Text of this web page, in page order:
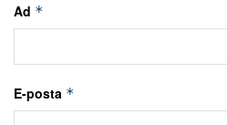
Ad *
E-posta *